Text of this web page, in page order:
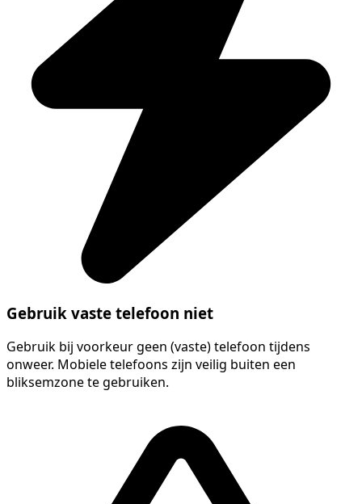
Gebruik vaste telefoon niet
Gebruik bij voorkeur geen (vaste) telefoon tijdens
onweer. Mobiele telefoons zijn veilig buiten een
bliksemzone te gebruiken.